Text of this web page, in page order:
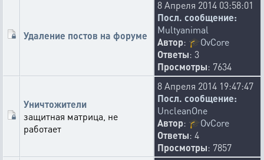
Удаление постов на форуме
8 Апреля 2014 03:58:01
Посл. сообщение:
Multyanimal
Автор: 🎓OvCore
Ответы: 3
Просмотры: 7634
Уничтожители
защитная матрица, не
работает
8 Апреля 2014 19:47:47
Посл. сообщение:
UncleanOne
Автор: 🎓OvCore
Ответы: 4
Просмотры: 7857